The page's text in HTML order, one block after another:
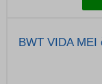
BWT VIDA MEI